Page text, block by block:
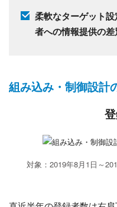
柔軟なターゲット
者への情報提供の
組み込み・制御設計
対象：2019年8月1日～